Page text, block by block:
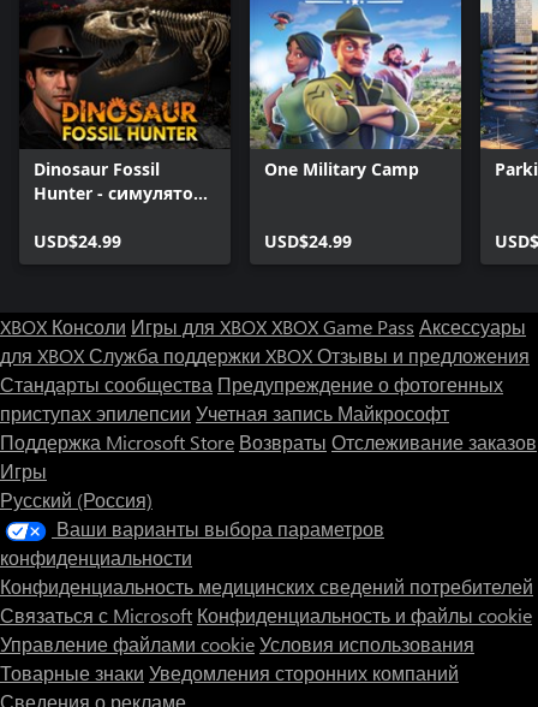
Dinosaur Fossil
Hunter - симулятор
USD$24.99
One Military Camp
USD$24.99
XBOX Консоли Игры для XBOXXBOX Game Pass Аксессуары
для XBOXСлужба поддержки XBOXОтзывы и предложения
Стандарты сообщества Предупреждение о фотогенных
приступах эпилепсии Учетная запись Майкрософт
Поддержка Microsoft Store Возвраты Отслеживание заказов
Игры
Русский (Россия)
Ваши варианты выбора параметров
конфиденциальности
Конфиденциальность медицинских сведений потребителей
Связаться с Microsoft Конфиденциальность и файлы cookie
Управление файлами cookieУсловия использования
Товарные знаки Уведомления сторонних компаний
Сведения о рекламе